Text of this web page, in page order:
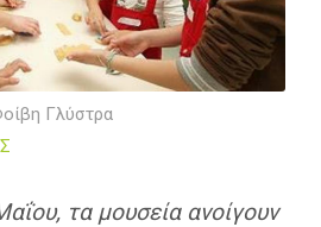
Γλύστρα
τα μουσεία ανοίγουν